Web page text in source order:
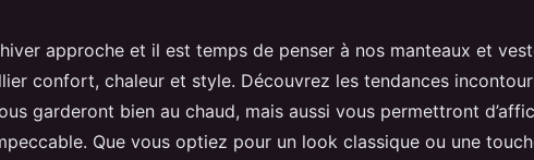
Vestes et Manteaux
approche et il est temps de penser à nos manteaux et
confort, chaleur et style. Découvrez les tendances
garderont bien au chaud, mais aussi vous permettront
Que vous optiez pour un look classique ou une